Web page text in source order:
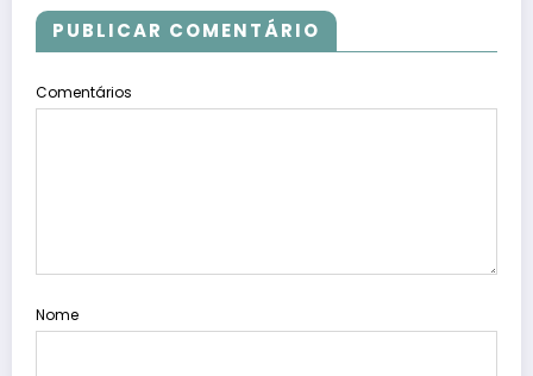
PUBLICAR COMENTÁRIO
Comentários
Nome